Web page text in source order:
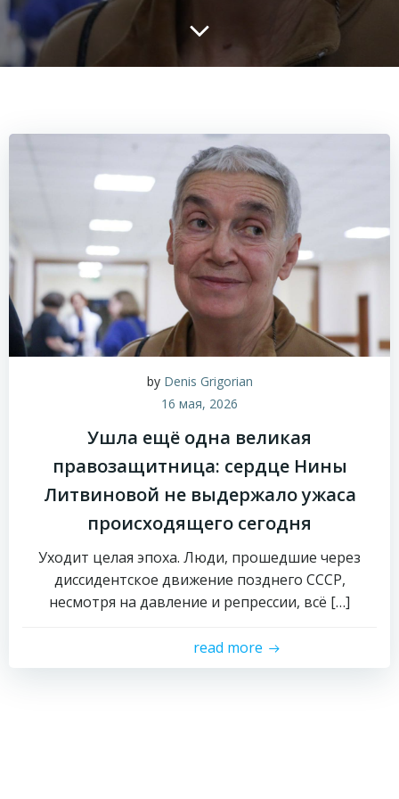
by Denis Grigorian
16 мая, 2026
Ушла ещё одна великая
правозащитница: сердце Нины
Литвиновой не выдержало ужаса
происходящего сегодня
Уходит целая эпоха. Люди, прошедшие через
диссидентское движение позднего СССР,
несмотря на давление и репрессии, всё […]
read more